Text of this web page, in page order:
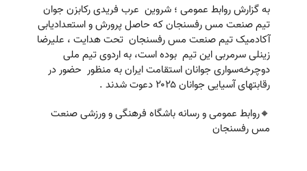
به گزارش روابط عمومی ؛ شروین عرب فریدی رکابزن جوان
تیم صنعت مس رفسنجان که حاصل پرورش و استعدادیابی
آکادميک تیم صنعت مس رفسنجان تحت هدایت ، علیرضا
زینلی سرمربی این تیم بوده است، به اردوی تیم ملی
دوچرخه‌سواری جوانان استقامت ایران به منظور حضور در
رقابتهای آسیایی جوانان ۲۰۲۵ دعوت شدند .
🔸روابط عمومی و رسانه باشگاه فرهنگی و ورزشی صنعت
مس رفسنجان